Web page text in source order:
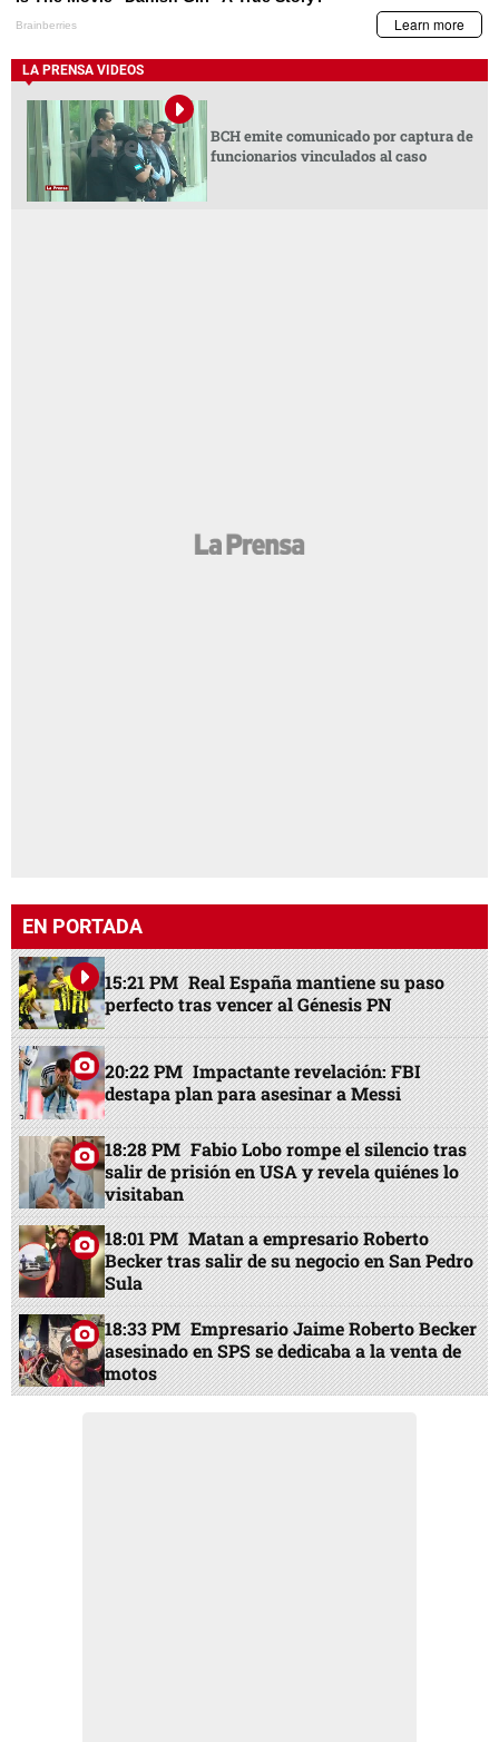
LA PRENSA VIDEOS
BCH emite comunicado por captura de
funcionarios vinculados al caso
EN PORTADA
15:21 PM Real España mantiene su paso
perfecto tras vencer al Génesis PN
20:22 PM Impactante revelación: FBI
destapa plan para asesinar a Messi
18:28 PM Fabio Lobo rompe el silencio tras
salir de prisión en USA y revela quiénes lo
visitaban
18:01 PM Matan a empresario Roberto
Becker tras salir de su negocio en San Pedro
Sula
18:33 PM Empresario Jaime Roberto Becker
asesinado en SPS se dedicaba a la venta de
motos